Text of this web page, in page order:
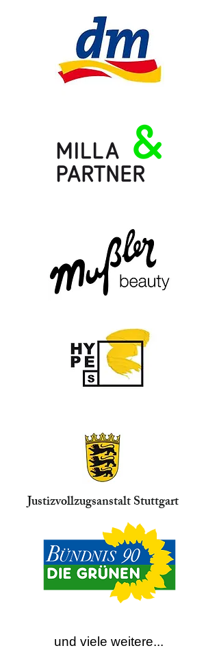
Justizvollzugsanstalt Stuttgart
und viele weitere...